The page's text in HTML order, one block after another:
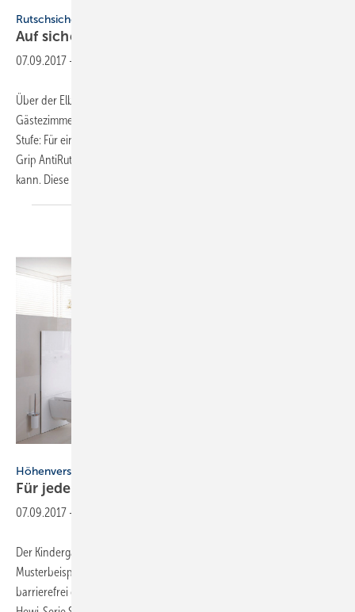
Rutschsichere Beschichtung
Auf sicherem Grund
07.09.2017 -
Über der Elbphilharmonie gibt es 244 luxuriös ausgestattete
Gästezimmer, in denen für Sicherheit gesorgt wird. Ob Wanne oder
Stufe: Für eine raue Oberfläche lässt sich der kaum sichtbare Anstrich
Grip AntiRutsch auftragen, der für lange Zeit rutschhemmend wirken
kann. Diese Beschichtung
Höhenverstellbare Module
Für jeden Nutzer die passende
07.09.2017 -
Der Kindergarten „Finkenhäuschen“ in Frankfurt/Oder gilt als
Musterbeispiel für Inklusion im Kindesalter und wurde komplett
barrierefrei gestaltet. Mit dabei: die mit dem ZVSHK-Award prämierte